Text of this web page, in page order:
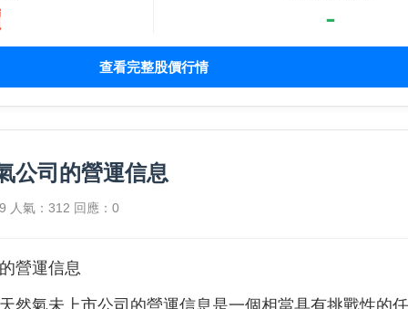
-
查看完整股價行情
公司的營運信息
人氣：312 回應：0
營運信息